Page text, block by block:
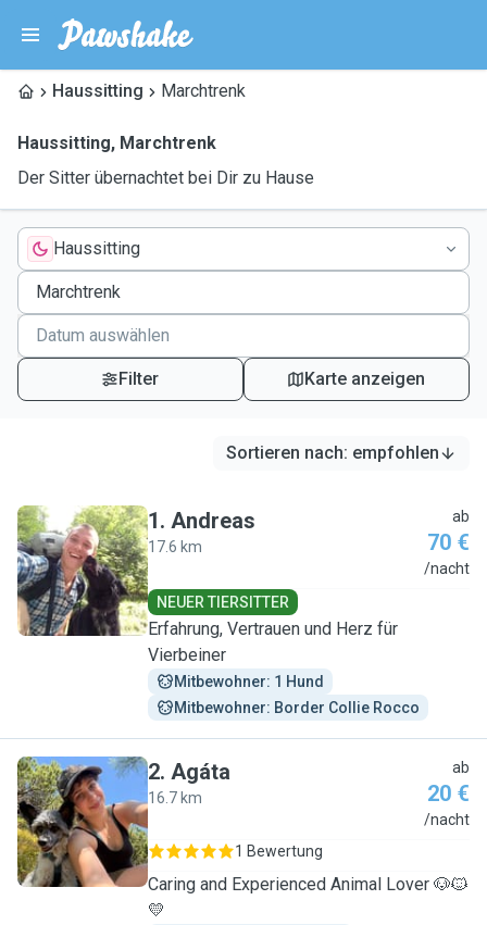
Haussitting Marchtrenk
Haussitting, Marchtrenk
Der Sitter übernachtet bei Dir zu Hause
Haussitting
Filter Karte anzeigen
Sortieren nach: empfohlen
A
1. Andreas
17.6 km
ab
70 €
/nacht
NEUER TIERSITTER
Erfahrung, Vertrauen und Herz für
Vierbeiner
Mitbewohner: 1 Hund
Mitbewohner: Border Collie Rocco
A
2. Agáta
16.7 km
ab
20 €
/nacht
1 Bewertung
Caring and Experienced Animal Lover 🐶🐱
💛